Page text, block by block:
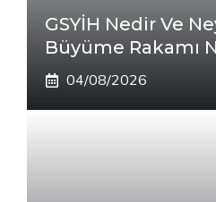
GSYİH Nedir Ve
Büyüme Rakamı
04/08/2026